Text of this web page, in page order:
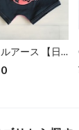
アース 【日
LittleEARTH
地球ロゴボク